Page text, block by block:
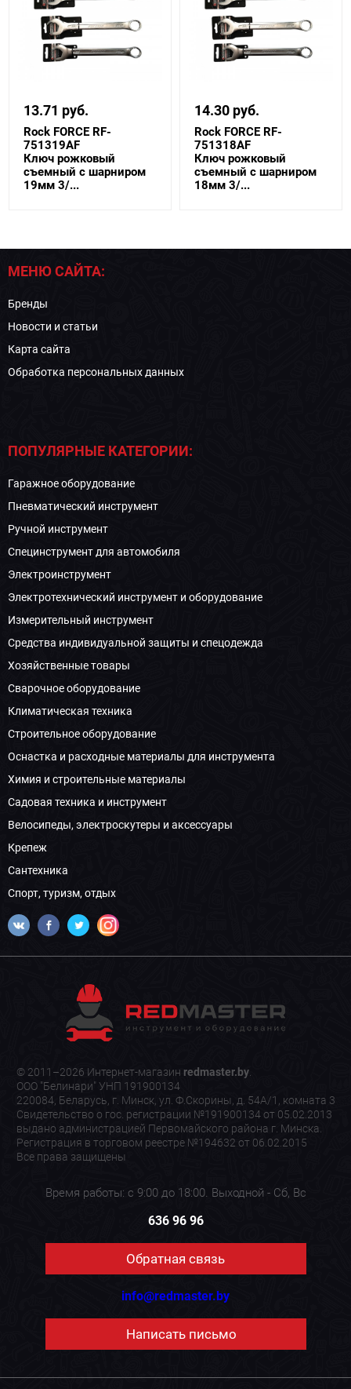
13.71 руб.
Rock FORCE RF-
751319AF
Ключ рожковый
съемный с шарниром
19мм 3/...
14.30 руб.
Rock FORCE RF-
751318AF
Ключ рожковый
съемный с шарниром
18мм 3/...
МЕНЮ САЙТА:
Бренды
Новости и статьи
Карта сайта
Обработка персональных данных
ПОПУЛЯРНЫЕ КАТЕГОРИИ:
Гаражное оборудование
Пневматический инструмент
Ручной инструмент
Специнструмент для автомобиля
Электроинструмент
Электротехнический инструмент и оборудование
Измерительный инструмент
Средства индивидуальной защиты и спецодежда
Хозяйственные товары
Сварочное оборудование
Климатическая техника
Строительное оборудование
Оснастка и расходные материалы для инструмента
Химия и строительные материалы
Садовая техника и инструмент
Велосипеды, электроскутеры и аксессуары
Крепеж
Сантехника
Спорт, туризм, отдых
© 2011–2026 Интернет-магазин redmaster.by.
ООО "Белинари" УНП 191900134
220084, Беларусь, г. Минск, ул. Ф.Скорины, д. 54А/1, комната 3
Свидетельство о гос. регистрации №191900134 от 05.02.2013
выдано администрацией Первомайского района г. Минска.
Регистрация в торговом реестре №194632 от 06.02.2015
Все права защищены
Время работы: с 9:00 до 18:00. Выходной - Сб, Вс
636 96 96
Обратная связь
info@redmaster.by
Написать письмо